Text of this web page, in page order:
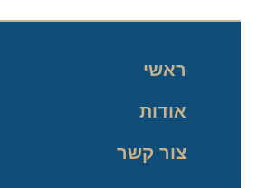
ראשי
אודות
צור קשר